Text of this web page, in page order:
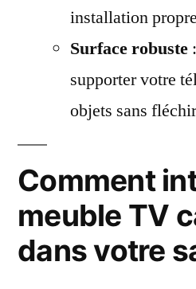
installation
Surface robuste
supporter votre
objets sans
Comment
meuble TV
dans votre